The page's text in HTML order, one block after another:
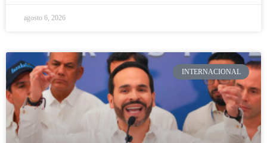
agosto 6, 2026
INTERNACIONAL